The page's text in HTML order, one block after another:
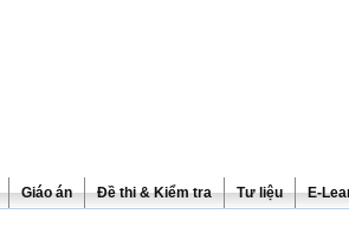
Giáo án Đề thi & Kiểm tra Tư liệu E-